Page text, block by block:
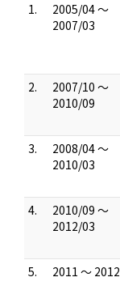
1.
2005/04 ～
2007/03
2.
2007/10 ～
2010/09
3.
2008/04 ～
2010/03
4.
2010/09 ～
2012/03
5.
2011 ～ 2012